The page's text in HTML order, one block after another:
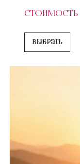
Стоимость
Выбрать